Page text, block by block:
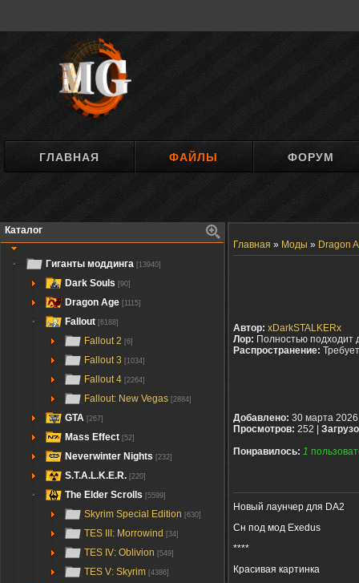
ГЛАВНАЯ ФАЙЛЫ ФОРУМ
Каталог
Гиганты моддинга [13940]
Dark Souls [90]
Dragon Age [1115]
Fallout [6188]
Fallout 2 [6]
Fallout 3 [1034]
Fallout 4 [2264]
Fallout: New Vegas [2884]
GTA [267]
Mass Effect [52]
Neverwinter Nights [232]
S.T.A.L.K.E.R. [220]
The Elder Scrolls [5599]
Skyrim Special Edition [630]
TES III: Morrowind [34]
TES IV: Oblivion [549]
TES V: Skyrim [4386]
Главная » Моды » Dragon
Автор: xDarkSTALKERx
Лор: Полностью подходит
Распространение:
Добавлено: 30 марта 2026
Просмотров: 252 |
Понравилось: 1
Новый лаунчер для DA2
Сн под мод Exedus
****
Красивая картинка